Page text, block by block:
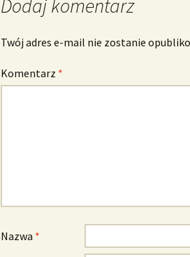
Dodaj komentarz
Twój adres e-mail nie zostanie
Komentarz *
Nazwa *